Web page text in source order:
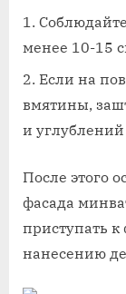
менее 10-15
Если на
вмятины,
и
После этого
фасада
приступать
нанесению